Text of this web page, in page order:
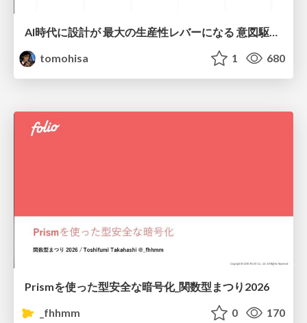
AI時代に設計が 最大の生産性レバーになる 意図駆動開発とデータを消さない設計｜Don't Delete Your Data or Your Intent — Design as the Deepest Lever in the AI Era
tomohisa
1 680
Prismを使った型安全な暗号化_関数型まつり2026
_fhhmm
0 170